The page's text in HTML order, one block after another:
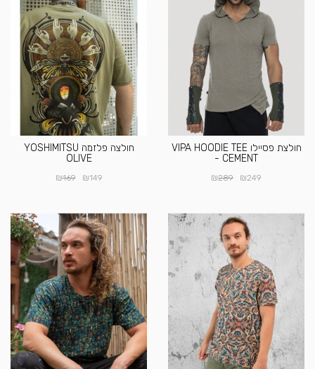
חולצת פסיילו VIPA HOODIE TEE
- CEMENT
₪249
₪289
חולצה פלזמה YOSHIMITSU
OLIVE
₪149
₪169